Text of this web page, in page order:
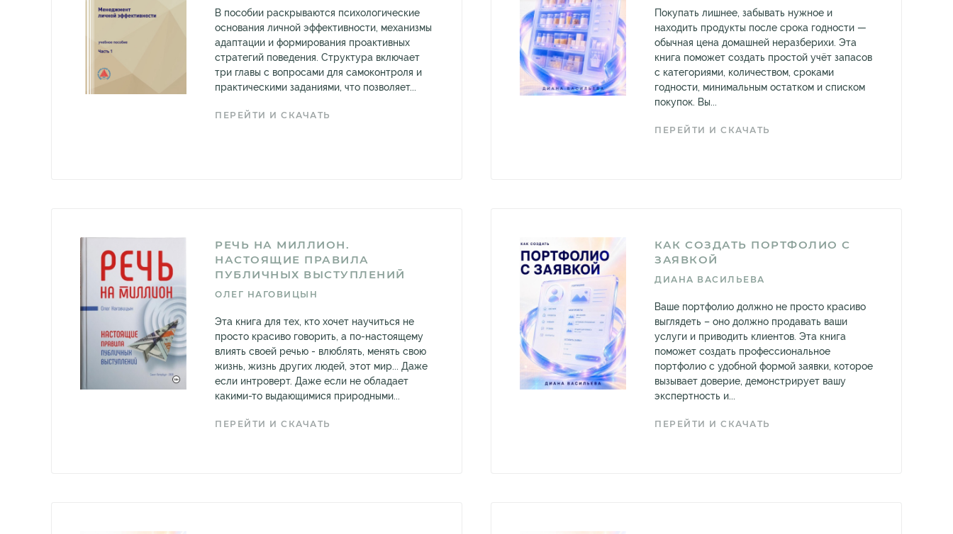
В пособии раскрываются психологические
основания личной эффективности, механизмы
адаптации и формирования проактивных
стратегий поведения. Структура включает
три главы с вопросами для самоконтроля и
практическими заданиями, что позволяет...
ПЕРЕЙТИ И СКАЧАТЬ
Покупать лишнее, забывать нужное и
находить продукты после срока годности —
обычная цена домашней неразберихи. Эта
книга поможет создать простой учёт запасов
с категориями, количеством, сроками
годности, минимальным остатком и списком
покупок. Вы...
ПЕРЕЙТИ И СКАЧАТЬ
РЕЧЬ НА МИЛЛИОН.
НАСТОЯЩИЕ ПРАВИЛА
ПУБЛИЧНЫХ ВЫСТУПЛЕНИЙ
ОЛЕГ НАГОВИЦЫН
Эта книга для тех, кто хочет научиться не
просто красиво говорить, а по-настоящему
влиять своей речью - влюблять, менять свою
жизнь, жизнь других людей, этот мир... Даже
если интроверт. Даже если не обладает
какими-то выдающимися природными...
ПЕРЕЙТИ И СКАЧАТЬ
КАК СОЗДАТЬ ПОРТФОЛИО С
ЗАЯВКОЙ
ДИАНА ВАСИЛЬЕВА
Ваше портфолио должно не просто красиво
выглядеть – оно должно продавать ваши
услуги и приводить клиентов. Эта книга
поможет создать профессиональное
портфолио с удобной формой заявки, которое
вызывает доверие, демонстрирует вашу
экспертность и...
ПЕРЕЙТИ И СКАЧАТЬ